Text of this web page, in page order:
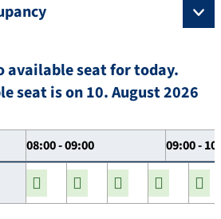
available seat for today.
seat is on 10. August 2026
08:00 - 09:00 09:00 -